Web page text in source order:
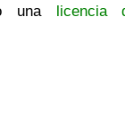
una licencia